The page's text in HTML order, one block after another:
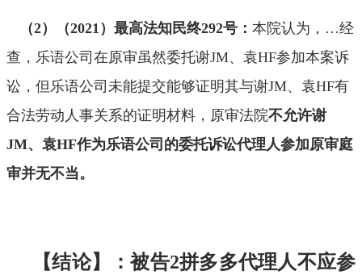
（2）（2021 ）最高法知民终292号： 本院认为， …经
查，乐语公司在原审虽然委托谢JM、袁HF参加本案诉
讼，但乐语公司未能提交能够证明其与谢JM、袁HF有
合法劳动人事关系的证明材料，原审法院不允许谢
JM、袁HF作为乐语公司的委托诉讼代理人参加原审庭
审并无不当 。
【结论】：被告2拼多多代理人不应参